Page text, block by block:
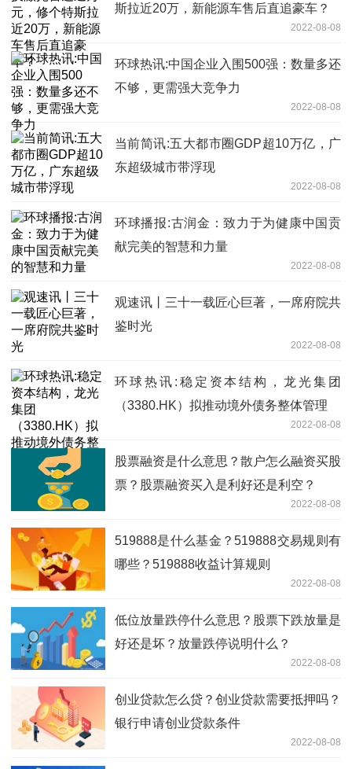
斯拉近20万，新能源车售后直追豪车？
2022-08-08
环球热讯:中国企业入围500强：数量多还
不够，更需强大竞争力
2022-08-08
当前简讯:五大都市圈GDP超10万亿，广
东超级城市带浮现
2022-08-08
环球播报:古润金：致力于为健康中国贡
献完美的智慧和力量
2022-08-08
观速讯丨三十一载匠心巨著，一席府院共
鉴时光
2022-08-08
环球热讯:稳定资本结构，龙光集团
（3380.HK）拟推动境外债务整体管理
2022-08-08
股票融资是什么意思？散户怎么融资买股
票？股票融资买入是利好还是利空？
2022-08-08
519888是什么基金？519888交易规则有
哪些？519888收益计算规则
2022-08-08
低位放量跌停什么意思？股票下跌放量是
好还是坏？放量跌停说明什么？
2022-08-08
创业贷款怎么贷？创业贷款需要抵押吗？
银行申请创业贷款条件
2022-08-08